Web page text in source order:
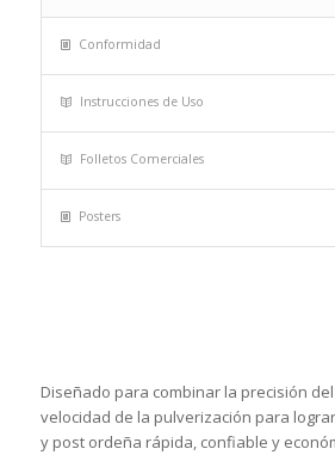
Conformidad
Instrucciones de Uso
Folletos Comerciales
Posters
Diseñado para combinar la precisión
velocidad de la pulverización para
y post ordeña rápida, confiable y